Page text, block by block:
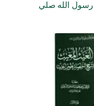
الله صلي